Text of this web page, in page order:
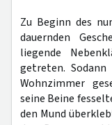
Zu Beginn des
dauernden
liegende
getreten.
Wohnzimmer
seine Beine
den Mund